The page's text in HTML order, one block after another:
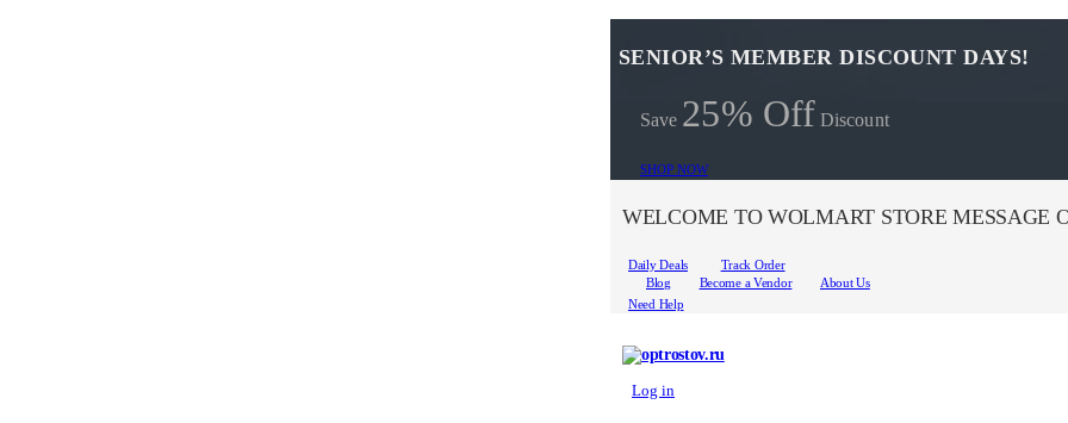
SENIOR’S MEMBER DISCOUNT DAYS!
Save 25% Off Discount
SHOP NOW
WELCOME TO WOLMART STORE MESSAGE
Daily Deals
Track Order
Blog
Become a Vendor
About Us
Need Help
Log in